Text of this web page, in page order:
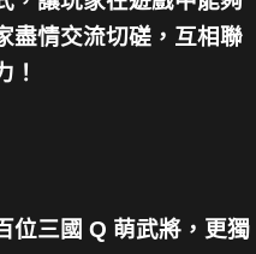
盡情交流切磋，互相聯
！
位三國 Q 萌武將，更獨